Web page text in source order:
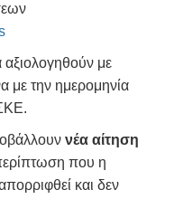
αξιολογηθούν με
με την ημερομηνία
νέα αίτηση
που η
και δεν